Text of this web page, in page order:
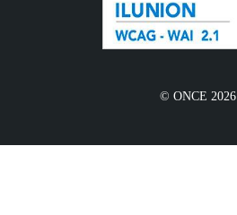
© ONCE 2026